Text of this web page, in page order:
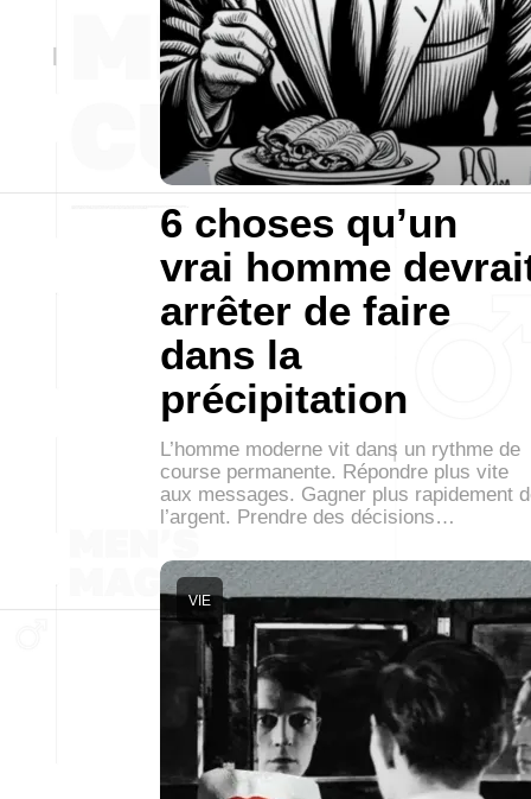
6 choses qu’un
vrai homme
arrêter de faire
dans la
précipitation
L’homme moderne vit dans un rythme de
course permanente. Répondre plus vite
aux messages. Gagner plus rapidement
l’argent. Prendre des décisions…
VIE